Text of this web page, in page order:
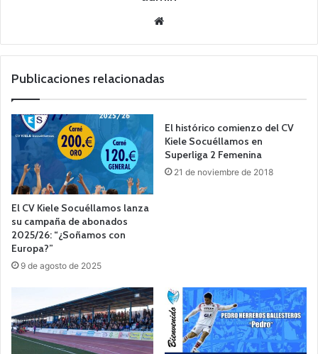
we
Publicaciones relacionadas
El CV Kiele Socuéllamos lanza
su campaña de abonados
2025/26: “¿Soñamos con
Europa?”
9 de agosto de 2025
El histórico comienzo del CV
Kiele Socuéllamos en
Superliga 2 Femenina
21 de noviembre de 2018